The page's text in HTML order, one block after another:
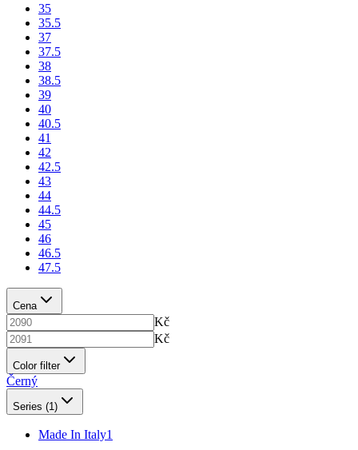
35
35.5
37
37.5
38
38.5
39
40
40.5
41
42
42.5
43
44
44.5
45
46
46.5
47.5
Cena
Kč
Kč
Color filter
Černý
Series (1)
Made In Italy1